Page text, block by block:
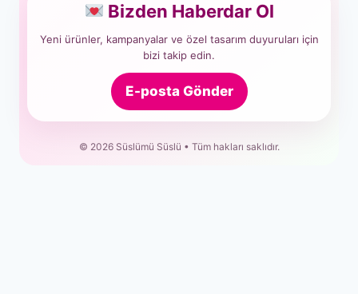
Bizden Haberdar Ol
Yeni ürünler, kampanyalar ve özel tasarım duyuruları için
bizi takip edin.
E-posta Gönder
© 2026 Süslümü Süslü • Tüm hakları saklıdır.